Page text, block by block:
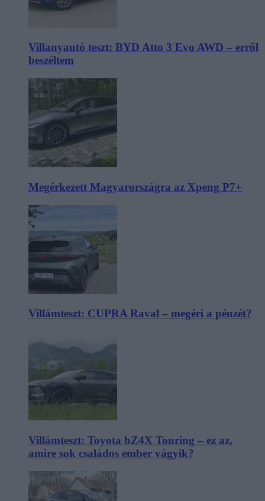
Villanyautó teszt: BYD Atto 3 Evo AWD – erről
beszéltem
Megérkezett Magyarországra az Xpeng P7+
Villámteszt: CUPRA Raval – megéri a pénzét?
Villámteszt: Toyota bZ4X Touring – ez az,
amire sok családos ember vágyik?